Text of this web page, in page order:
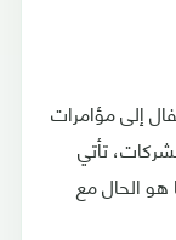
إلى مؤامرات
تأتي
هو الحال مع